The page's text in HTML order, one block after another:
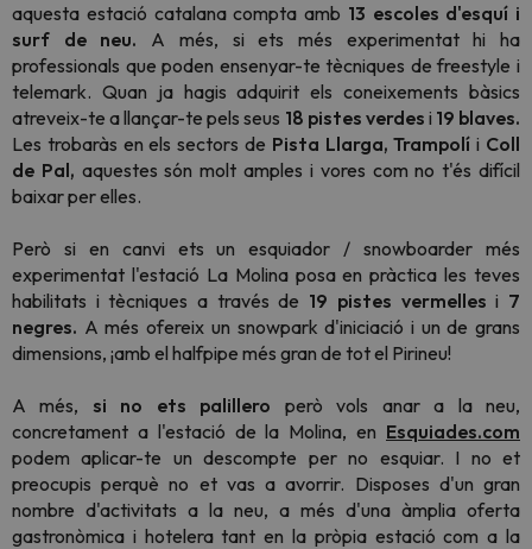
aquesta estació catalana compta amb 13 escoles d'esquí i
surf de neu. A més, si ets més experimentat hi ha
professionals que poden ensenyar-te tècniques de freestyle i
telemark. Quan ja hagis adquirit els coneixements bàsics
atreveix-te a llançar-te pels seus 18 pistes verdes i 19 blaves.
Les trobaràs en els sectors de Pista Llarga, Trampolí i Coll
de Pal, aquestes són molt amples i vores com no t'és difícil
baixar per elles.
Però si en canvi ets un esquiador / snowboarder més
experimentat l'estació La Molina posa en pràctica les teves
habilitats i tècniques a través de 19 pistes vermelles i 7
negres. A més ofereix un snowpark d'iniciació i un de grans
dimensions, ¡amb el halfpipe més gran de tot el Pirineu!
A més, si no ets palillero però vols anar a la neu,
concretament a l'estació de la Molina, en Esquiades.com
podem aplicar-te un descompte per no esquiar. I no et
preocupis perquè no et vas a avorrir. Disposes d'un gran
nombre d'activitats a la neu, a més d'una àmplia oferta
gastronòmica i hotelera tant en la pròpia estació com a la